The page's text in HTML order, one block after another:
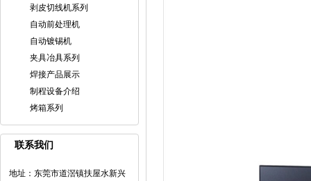
剥皮切线机系列
自动前处理机
自动镀锡机
夹具冶具系列
焊接产品展示
制程设备介绍
烤箱系列
联系我们
地址：东莞市道滘镇扶屋水新兴